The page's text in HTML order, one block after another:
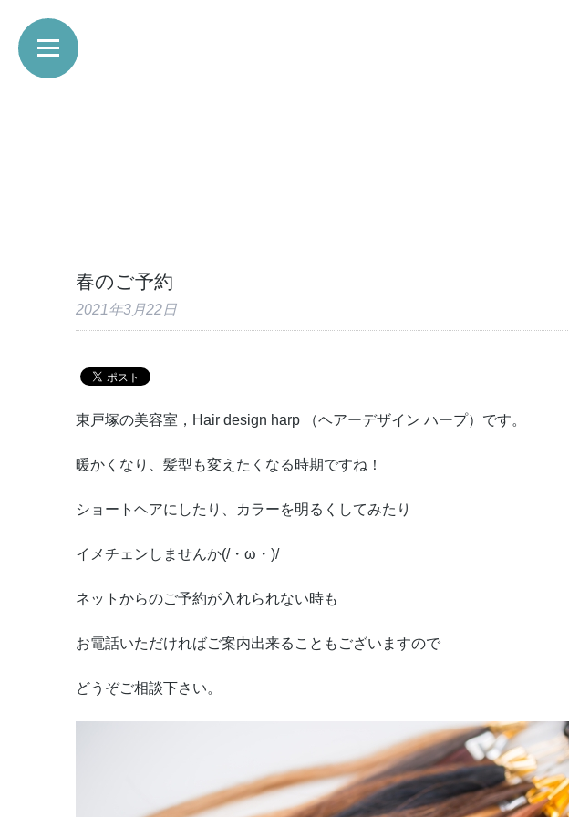
春のご予約
2021年3月22日
東戸塚の美容室，Hair design harp （ヘアーデザイン ハープ）です。
暖かくなり、髪型も変えたくなる時期ですね！
ショートヘアにしたり、カラーを明るくしてみたり
イメチェンしませんか(/・ω・)/
ネットからのご予約が入れられない時も
お電話いただければご案内出来ることもございますので
どうぞご相談下さい。